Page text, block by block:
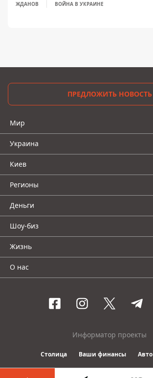
ЖДАНОВ ВОЙНА В УКРАИНЕ
ПРЕДЛОЖИТЬ НОВОСТЬ
Мир
Украина
Киев
Регионы
Деньги
Шоу-биз
Жизнь
О нас
Информатор проекты
Столица Ваши финансы Авто